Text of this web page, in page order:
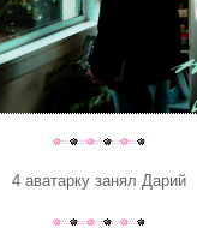
4 аватарку занял Дарий